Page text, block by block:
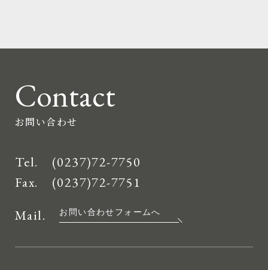
Contact
お問い合わせ
Tel. (0237)72-7750
Fax. (0237)72-7751
Mail.
お問い合わせフォームへ